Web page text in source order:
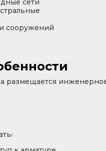
сети
сооружений
размещается